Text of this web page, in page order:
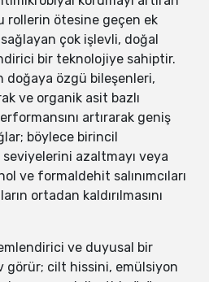
rollerin ötesine geçen ek
çok işlevli, doğal
bir teknolojiye sahiptir.
doğaya özgü bileşenleri,
ve organik asit bazlı
artırarak geniş
böylece birincil
azaltmayı veya
ve formaldehit salınımcıları
ortadan kaldırılmasını
ve duyusal bir
görür; cilt hissini, emülsiyon